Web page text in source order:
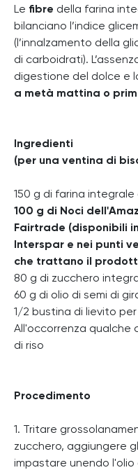
Le fibre della farina
bilanciano l’indice
(l’innalzamento della
di carboidrati).
digestione del dolce e
a metà mattina o
Ingredienti
(per una ventina di
150 g di farina integrale
100 g di Noci
Fairtrade (disponibili
Interspar e nei punti
che trattano il
80 g di zucchero
60 g di olio di semi di
1/2 bustina di lievito
All'occorrenza qualche
di riso
Procedimento
1. Tritare
zucchero, aggiungere
impastare unendo l'olio